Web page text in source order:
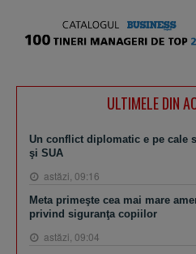
ULTIMELE DIN
Un conflict diplomatic e pe cale
şi SUA
astăzi, 09:16
Meta primeşte cea mai mare
privind siguranţa copiilor
astăzi, 09:04